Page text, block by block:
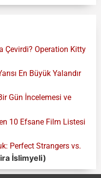
Çevirdi? Operation Kitty
En Büyük Yalandır
Gün İncelemesi ve
10 Efsane Film Listesi
Perfect Strangers vs.
İslimyeli)